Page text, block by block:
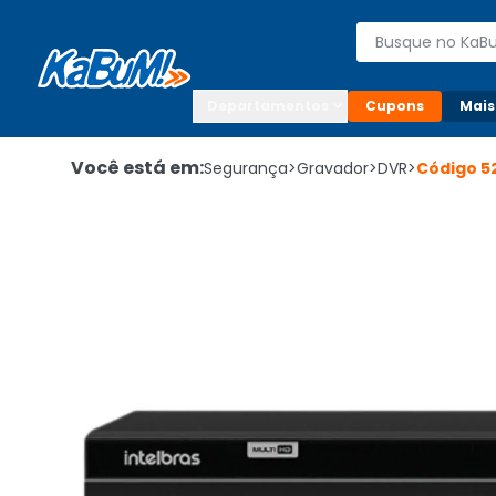
Buscar
Cupons
Você está em:Segurança>Gravador>DVR>Código